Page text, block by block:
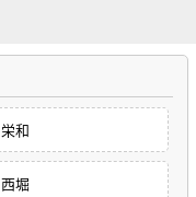
栄和
西堀